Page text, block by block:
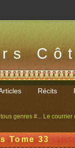
Récits
genres #... Le courrier
Tome 33